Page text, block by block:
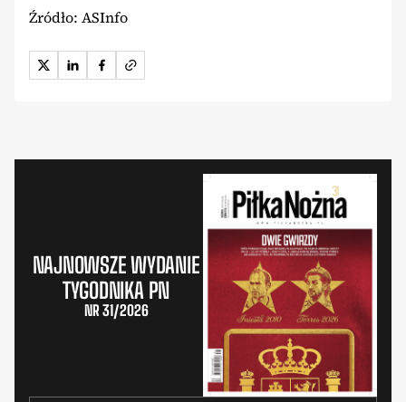
Źródło: ASInfo
NAJNOWSZE WYDANIE
TYGODNIKA PN
NR 31/2026